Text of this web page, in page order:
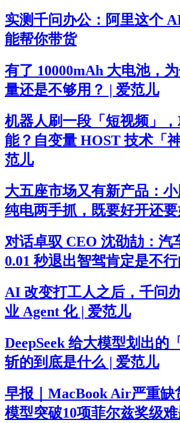
实测千问办公：阿里这个
能帮你带货
有了 10000mAh 大电池，
量还是不够用？ | 爱范儿
机器人刷一段「短视频」
能？自变量 HOST 技术「
范儿
大五座市场又有新产品：
纯电两手抓，既要好开还
对话卓驭 CEO 沈劭劼：汽
0.01 秒退出智驾肯定是不
AI 改变打工人之后，千问
业 Agent 化 | 爱范儿
DeepSeek 给大模型划出的
斩的到底是什么 | 爱范儿
早报｜MacBook Air严重缺
模型突破10项菲尔兹奖级